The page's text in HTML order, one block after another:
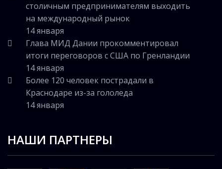
столичным предпринимателям выходить
на международный рынок
14 января
Глава МИД Дании прокомментировал
итоги переговоров с США по Гренландии
14 января
Более 120 человек пострадали в
Краснодаре из-за гололеда
14 января
НАШИ ПАРТНЕРЫ